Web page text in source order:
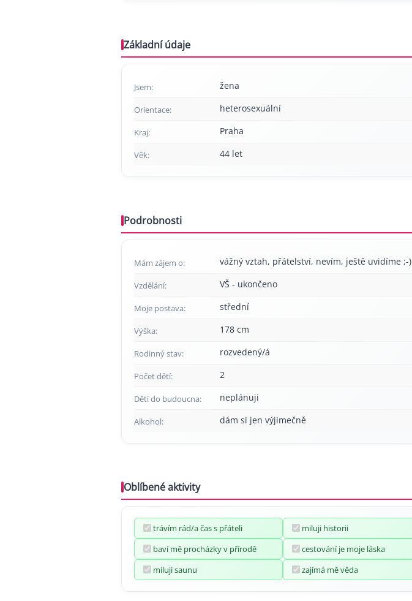
Základní údaje
Jsem: žena
Orientace: heterosexuální
Kraj: Praha
Věk: 44 let
Podrobnosti
Mám zájem o: vážný vztah, přátelství, nevím, ještě uvidíme ;-)
Vzdělání: VŠ - ukončeno
Moje postava: střední
Výška: 178 cm
Rodinný stav: rozvedený/á
Počet dětí: 2
Děti do budoucna: neplánuji
Alkohol: dám si jen výjimečně
Oblíbené aktivity
trávím rád/a čas s přáteli
miluji historii
baví mě procházky v přírodě
cestování je moje láska
miluji saunu
zajímá mě věda